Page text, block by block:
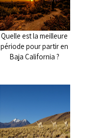
Quelle est la meilleure
période pour partir en
Baja California ?